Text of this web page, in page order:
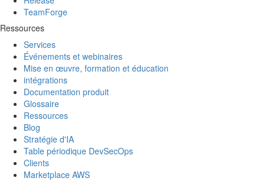
TeamForge
Ressources
Services
Événements et webinaires
Mise en œuvre, formation et éducation
intégrations
Documentation produit
Glossaire
Ressources
Blog
Stratégie d'IA
Table périodique DevSecOps
Clients
Marketplace AWS